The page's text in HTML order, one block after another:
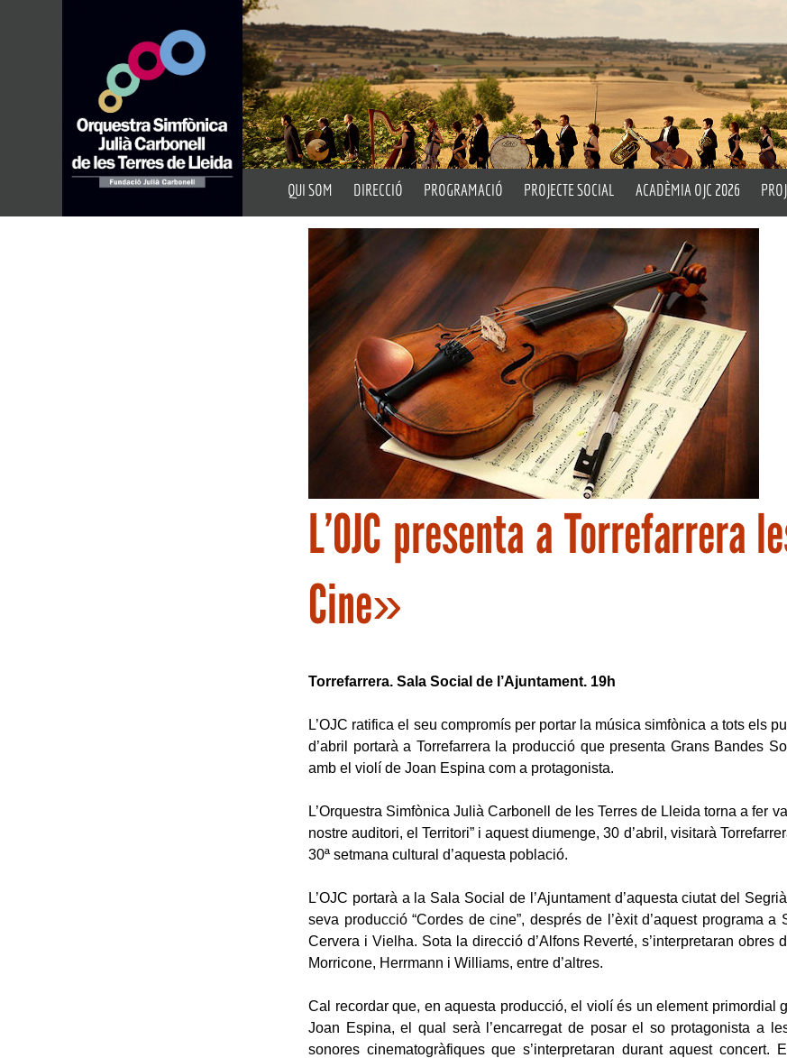
QUI SOM
Presentació
Fundació Julià Carbonell
Auditoris
Portal de Transparència
DIRECCIÓ
Director Artístic i Titular
Director Emèrit
PROGRAMACIÓ
Properes Activitats
Històric
PROJECTE SOCIAL
Un Matí d’Orquestra
Drum Circle
Assaigs Oberts
ACADÈMIA OJC 2026
Pla
L’OJC presenta a Torrefarrera
Cine»
Torrefarrera. Sala Social de l’Ajuntament. 19h
L’OJC ratifica el seu compromís per portar la música simfònica a tots els
d’abril portarà a Torrefarrera la producció que presenta Grans Bandes
amb el violí de Joan Espina com a protagonista.
L’Orquestra Simfònica Julià Carbonell de les Terres de Lleida torna a fer
nostre auditori, el Territori” i aquest diumenge, 30 d’abril, visitarà
30ª setmana cultural d’aquesta població.
L’OJC portarà a la Sala Social de l’Ajuntament d’aquesta ciutat del
seva producció “Cordes de cine”, després de l’èxit d’aquest programa a
Cervera i Vielha. Sota la direcció d’Alfons Reverté, s’interpretaran obres
Morricone, Herrmann i Williams, entre d’altres.
Cal recordar que, en aquesta producció, el violí és un element primordial
Joan Espina, el qual serà l’encarregat de posar el so protagonista a
sonores cinematogràfiques que s’interpretaran durant aquest concert.